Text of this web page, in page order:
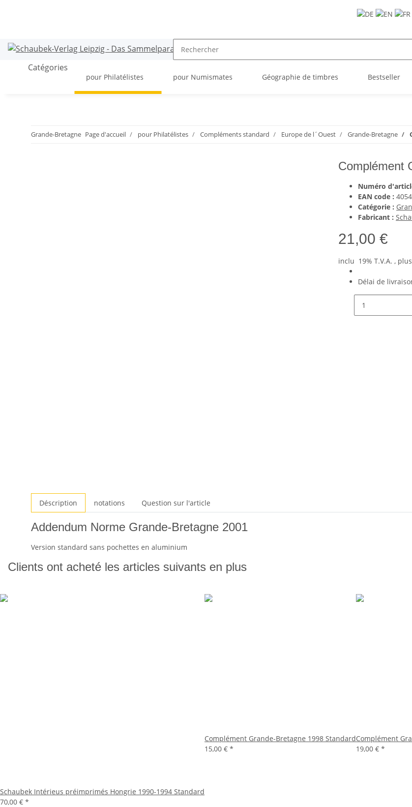
Catégories
pour Philatélistes pour Numismates Géographie de timbres Bestseller
Grande-Bretagne Page d'accueil pour Philatélistes Compléments standard Europe de l´Ouest Grande-Bretagne
Complément
Numéro
EAN code :
Catégorie :
Fabricant :
21,00 €
inclu 19% T.V.A. , plus
Délai de
Déscription notations Question sur l'article
Addendum Norme Grande-Bretagne 2001
Version standard sans pochettes en aluminium
Clients ont acheté les articles suivants en plus
Schaubek Intérieus préimprimés Hongrie 1990-1994 Standard
70,00 € *
Complément Grande-Bretagne 1998 Standard
15,00 € *
Complément
19,00 € *